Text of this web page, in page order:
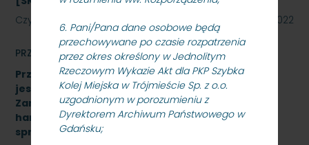
6. Pani/Pana dane osobowe będą
przechowywane po czasie rozpatrzenia
przez okres określony w Jednolitym
Rzeczowym Wykazie Akt dla PKP Szybka
Kolej Miejska w Trójmieście Sp. z o.o.
uzgodnionym w porozumieniu z
Dyrektorem Archiwum Państwowego w
Gdańsku;
Czytaj dalej
27 października 2022
PRZETARGI
Przetarg nieograniczony, którego przedmiotem
jest „sukcesywna dostawa do siedziby
Zamawiającego – 9.525 szt. żeliwnych wstawek
hamulcowych z dylatacjami typu DO-B-380, znak
sprawy: SKMMU.086.57.22